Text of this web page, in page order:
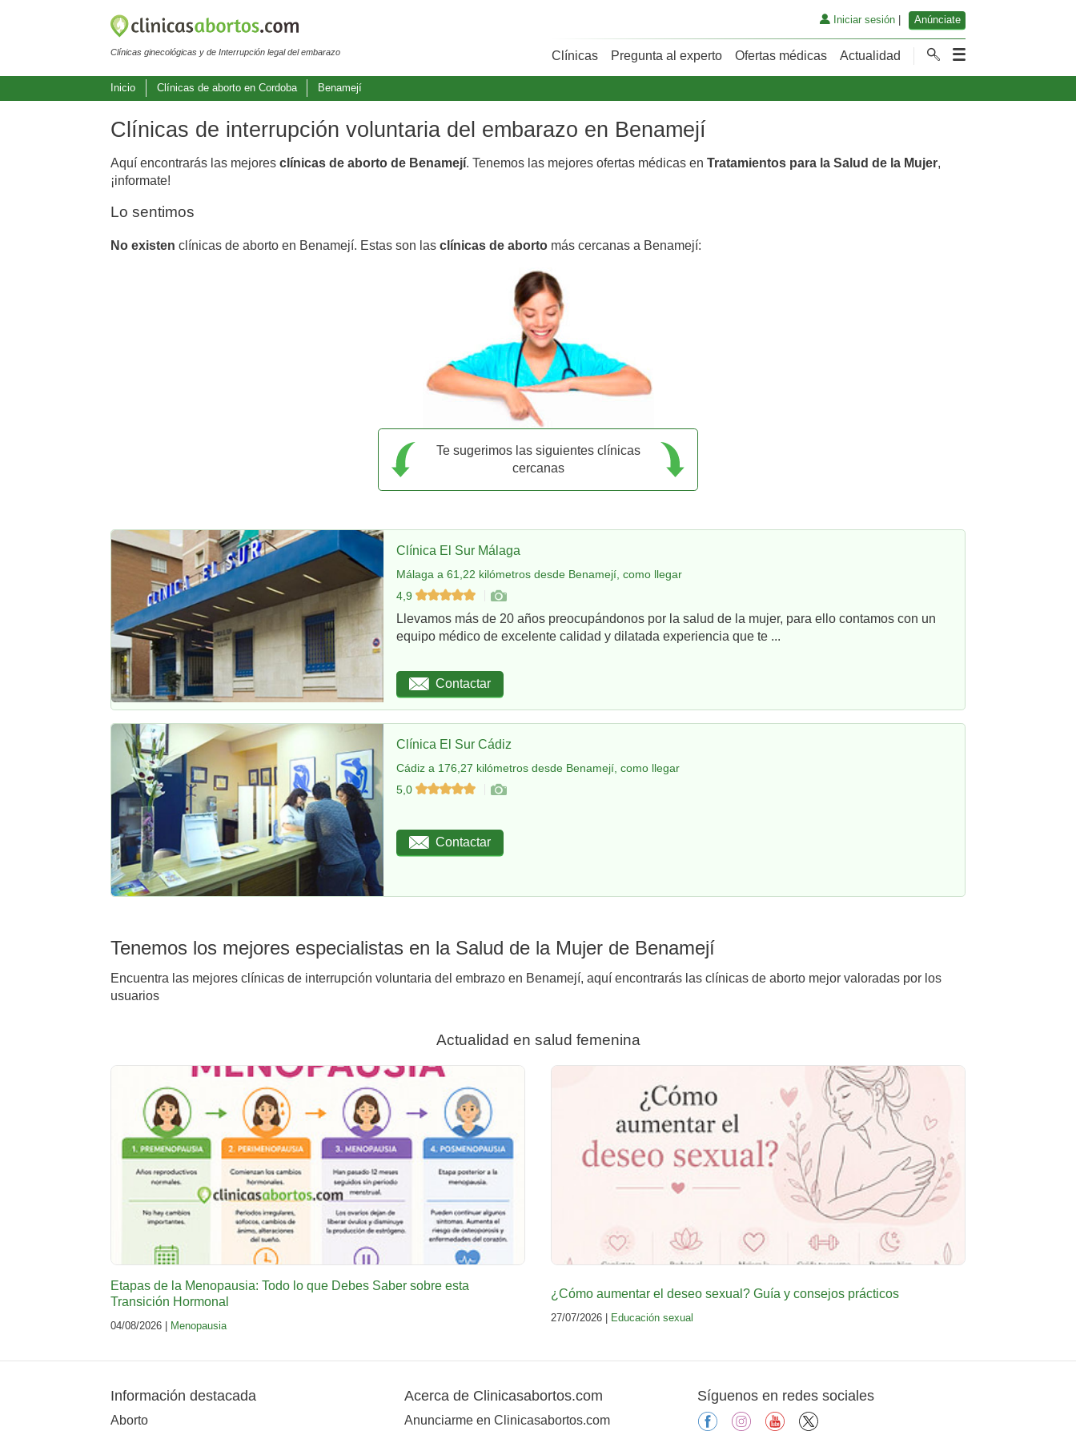
Clínicas ginecológicas y de Interrupción legal del embarazo
Iniciar sesión| Anúnciate
Clínicas Pregunta al experto Ofertas médicas Actualidad
Inicio Clínicas de aborto en Cordoba Benamejí
Clínicas de interrupción voluntaria del embarazo en Benamejí
Aquí encontrarás las mejores clínicas de aborto de Benamejí. Tenemos las mejores ofertas médicas en Tratamientos para la Salud de la Mujer,
¡informate!
Lo sentimos
No existen clínicas de aborto en Benamejí. Estas son las clínicas de aborto más cercanas a Benamejí:
Te sugerimos las siguientes clínicas
cercanas
Clínica El Sur Málaga
Málaga a 61,22 kilómetros desde Benamejí, como llegar
4,9
Llevamos más de 20 años preocupándonos por la salud de la mujer, para ello contamos con un
equipo médico de excelente calidad y dilatada experiencia que te ...
Contactar
Clínica El Sur Cádiz
Cádiz a 176,27 kilómetros desde Benamejí, como llegar
5,0
Contactar
Tenemos los mejores especialistas en la Salud de la Mujer de Benamejí
Encuentra las mejores clínicas de interrupción voluntaria del embrazo en Benamejí, aquí encontrarás las clínicas de aborto mejor valoradas por los
usuarios
Actualidad en salud femenina
Etapas de la Menopausia: Todo lo que Debes Saber sobre esta
Transición Hormonal
04/08/2026 | Menopausia
¿Cómo aumentar el deseo sexual? Guía y consejos prácticos
27/07/2026 | Educación sexual
Información destacada
Aborto
Acerca de Clinicasabortos.com
Anunciarme en Clinicasabortos.com
Síguenos en redes sociales
facebookinstagramyoutube